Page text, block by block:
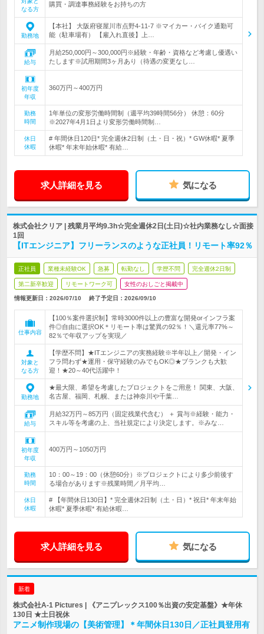
なる方
購買・調達事務経験をお持ちの方
勤務地
【本社】 大阪府寝屋川市点野4-11-7 ※マイカー・バイク通勤可
能（駐車場有） 【雇入れ直後】上…
給与
月給250,000円～300,000円※経験・年齢・資格など考慮し優遇い
たします※試用期間3ヶ月あり（待遇の変更なし…
初年度
年収
360万円～400万円
勤務
時間
1年単位の変形労働時間制（週平均39時間56分） 休憩：60分
※2027年4月1日より変形労働時間制…
休日
休暇
# 年間休日120日* 完全週休2日制（土・日・祝）* GW休暇* 夏季
休暇* 年末年始休暇* 有給…
求人詳細を見る 気になる
株式会社クリア | 残業月平均9.3h☆完全週休2日(土日)☆社内業務なし☆面接
1回
【ITエンジニア】フリーランスのような正社員！リモート率92％
正社員 業種未経験OK 急募 転勤なし 学歴不問 完全週休2日制
第二新卒歓迎 リモートワーク可 女性のおしごと掲載中
情報更新日：2026/07/10 終了予定日： 2026/09/10
仕事内容
【100％案件選択制】常時3000件以上の豊富な開発orインフラ案
件◎自由に選択OK＊リモート率は驚異の92％！＼還元率77%～
82％で年収アップを実現／
対象と
なる方
【学歴不問】★ITエンジニアの実務経験※半年以上／開発・イン
フラ問わず★運用・保守経験のみでもOK◎★ブランクも大歓
迎！★20～40代活躍中！
勤務地
★最大限、希望を考慮したプロジェクトをご用意！ 関東、大阪、
名古屋、福岡、札幌、または神奈川や千葉…
給与
月給32万円～85万円（固定残業代含む） ＋ 賞与※経験・能力・
スキル等を考慮の上、当社規定により決定します。※みな…
初年度
年収
400万円～1050万円
勤務
時間
10：00～19：00（休憩60分）※プロジェクトにより多少前後す
る場合があります※残業時間／月平均…
休日
休暇
# 【年間休日130日】* 完全週休2日制（土・日）* 祝日* 年末年始
休暇* 夏季休暇* 有給休暇…
求人詳細を見る 気になる
新着
株式会社A-1 Pictures | 《アニプレックス100％出資の安定基盤》★年休
130日 ★土日祝休
アニメ制作現場の【美術管理】＊年間休日130日／正社員登用有